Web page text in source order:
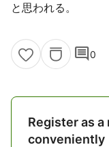
と思われる。
comment0
Register as a
conveniently